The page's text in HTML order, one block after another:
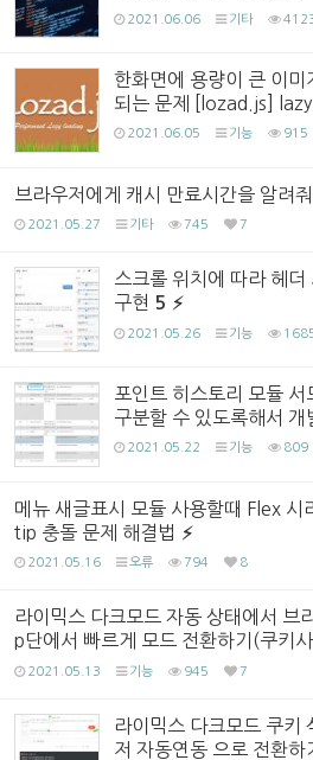
2021.06.06 기타
한화면에 용량이 큰 이미
되는 문제 [lozad.js] lazy
2021.06.05 기능 915
브라우저에게 캐시 만료시간을 알려
2021.05.27 기타 745 7
스크롤 위치에 따라 헤
구현 5
2021.05.26 기능
포인트 히스토리 모듈 서
구분할 수 있도록해서 개
2021.05.22 기능 809
메뉴 새글표시 모듈 사용할때 Flex 시
tip 충돌 문제 해결법
2021.05.16 오류 794 8
라이믹스 다크모드 자동 상태에서 브
p단에서 빠르게 모드 전환하기(쿠키
2021.05.13 기능 945 7
라이믹스 다크모드 쿠키
저 자동연동 으로 전환하